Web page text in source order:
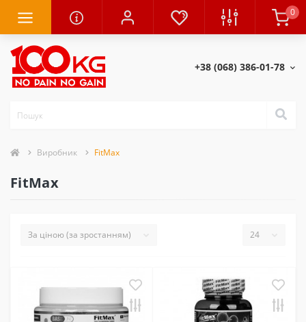
0
+38 (068) 386-01-78
Виробник FitMax
FitMax